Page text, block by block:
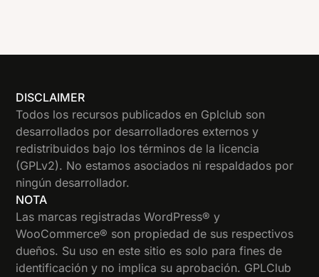
DISCLAIMER
Todos los recursos publicados en Gplclub son
desarrollados por desarrolladores externos y
redistribuidos bajo los términos de la licencia
(GPLv2). No estamos asociados ni respaldados por
ningún desarrollador.
NOTA
Las marcas registradas WordPress® y
WooCommerce® son propiedad de sus respectivos
dueños. Su uso en este sitio es solo para fines de
identificación y no implica su aprobación. GPLClub